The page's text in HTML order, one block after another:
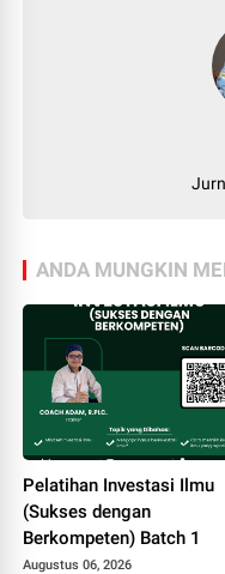
ANDA MUNGKIN
Pelatihan Investasi Ilmu
(Sukses dengan
Berkompeten) Batch 1
Augustus 06, 2026